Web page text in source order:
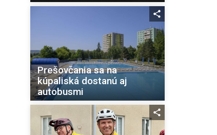
Prešovčania sa na
kúpaliská dostanú aj
autobusmi